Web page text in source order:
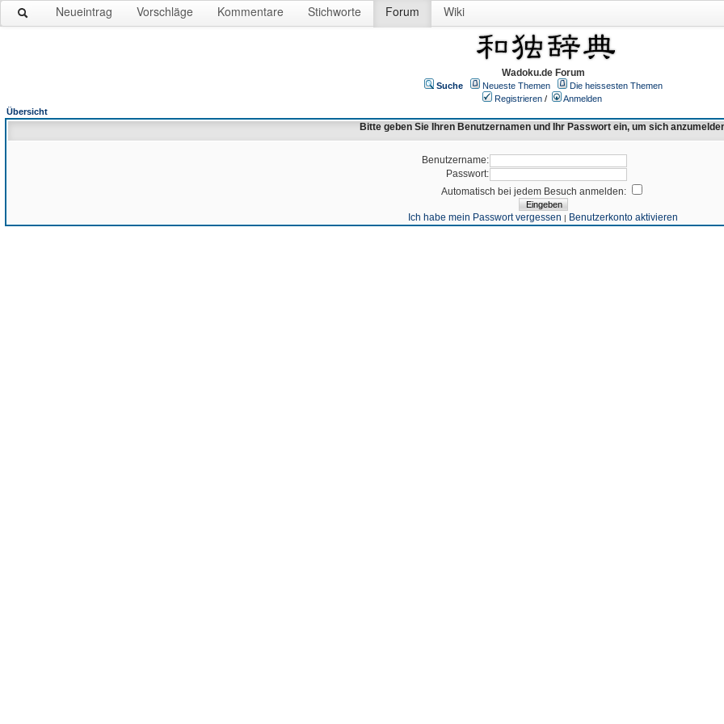
Neueintrag Vorschläge Kommentare Stichworte Forum Wiki
Wadoku.de Forum
Suche Neueste Themen
Die heissesten Themen
Registrieren /
Anmelden
Übersicht
Bitte geben Sie Ihren Benutzernamen und Ihr Passwort ein, um sich
Benutzername:
Passwort:
Automatisch bei jedem Besuch anmelden:
Ich habe mein Passwort vergessen | Benutzerkonto aktivieren